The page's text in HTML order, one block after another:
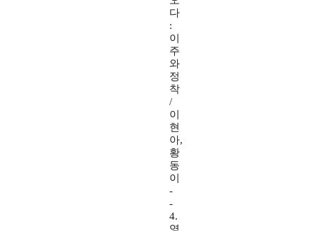
다
:
이
주
와
정
착
/
이
현
아,
황
동
이
-
-
4.